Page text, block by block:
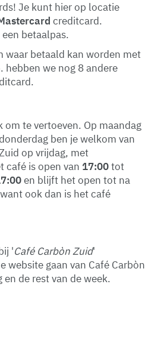
Je kunt hier op locatie
creditcard.
betaalpas.
waar betaald kan worden met
hebben we nog 8 andere
om te vertoeven. Op maandag
ben je welkom van
op vrijdag, met
café is open van 17:00tot
en blijft het open tot na
ook dan is het café
'Café Carbòn Zuid'
website gaan van Café Carbòn
de rest van de week.